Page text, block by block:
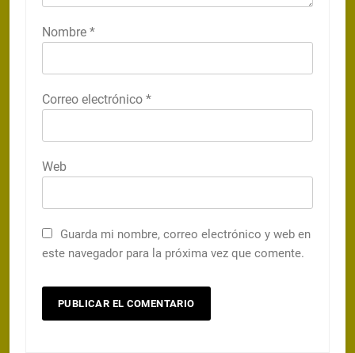
Nombre *
Correo electrónico *
Web
Guarda mi nombre, correo electrónico y web en
este navegador para la próxima vez que comente.